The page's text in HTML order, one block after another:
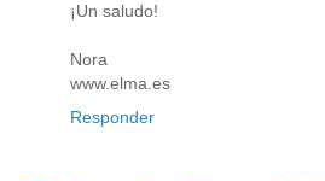
¡Un saludo!
Nora
www.elma.es
Responder